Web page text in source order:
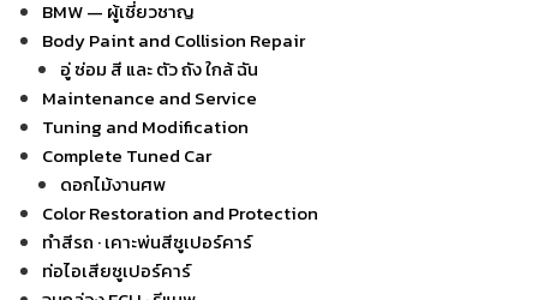
BMW — ผู้เชี่ยวชาญ
Body Paint and Collision Repair
อู่ ซ่อม สี และ ตัว ถัง ใกล้ ฉัน
Maintenance and Service
Tuning and Modification
Complete Tuned Car
ดอกไม้งานศพ
Color Restoration and Protection
ทำสีรถ · เคาะพ่นสีซูเปอร์คาร์
ท่อไอเสียซูเปอร์คาร์